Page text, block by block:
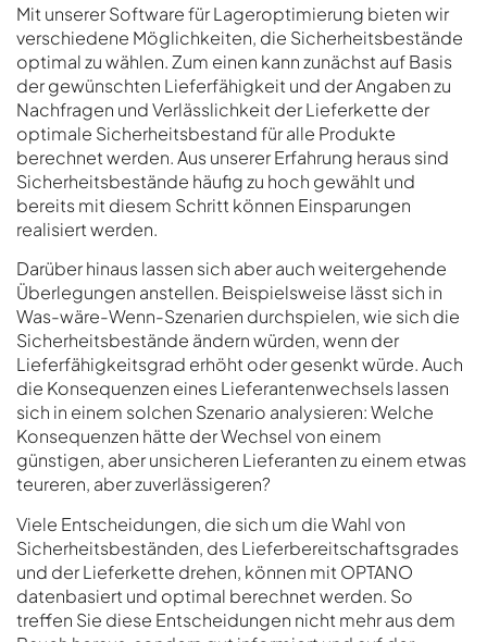
Mit unserer Software für Lageroptimierung bieten wir
verschiedene Möglichkeiten, die Sicherheitsbestände
optimal zu wählen. Zum einen kann zunächst auf Basis
der gewünschten Lieferfähigkeit und der Angaben zu
Nachfragen und Verlässlichkeit der Lieferkette der
optimale Sicherheitsbestand für alle Produkte
berechnet werden. Aus unserer Erfahrung heraus sind
Sicherheitsbestände häufig zu hoch gewählt und
bereits mit diesem Schritt können Einsparungen
realisiert werden.
Darüber hinaus lassen sich aber auch weitergehende
Überlegungen anstellen. Beispielsweise lässt sich in
Was-wäre-Wenn-Szenarien durchspielen, wie sich die
Sicherheitsbestände ändern würden, wenn der
Lieferfähigkeitsgrad erhöht oder gesenkt würde. Auch
die Konsequenzen eines Lieferantenwechsels lassen
sich in einem solchen Szenario analysieren: Welche
Konsequenzen hätte der Wechsel von einem
günstigen, aber unsicheren Lieferanten zu einem etwas
teureren, aber zuverlässigeren?
Viele Entscheidungen, die sich um die Wahl von
Sicherheitsbeständen, des Lieferbereitschaftsgrades
und der Lieferkette drehen, können mit OPTANO
datenbasiert und optimal berechnet werden. So
treffen Sie diese Entscheidungen nicht mehr aus dem